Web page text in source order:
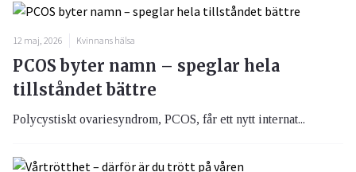
12 maj, 2026 Kvinnans hälsa
PCOS byter namn – speglar hela
tillståndet bättre
Polycystiskt ovariesyndrom, PCOS, får ett nytt internat...